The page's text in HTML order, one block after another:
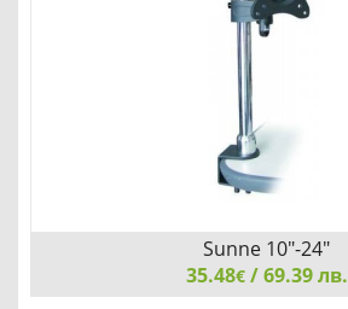
Sunne 10"-24"
35.48€/ 69.39 лв.